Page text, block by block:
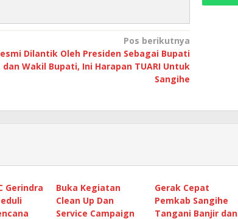
Pos berikutnya
Dilantik Oleh Presiden Sebagai Bupati
dan Wakil Bupati, Ini Harapan TUARI Untuk
Sangihe
Gerindra
Buka Kegiatan
Clean Up Dan
Service Campaign
Gerak Cepat
Pemkab Sangihe
Tangani Banjir dan